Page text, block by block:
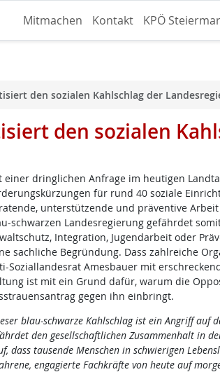
Mitmachen Kontakt KPÖ
den sozialen Kahlschlag der
den sozialen
einer dringlichen Anfrage im heutigen
für rund 40 soziale
unterstützende und präventive
schwarzen Landesregierung gefährdet
Integration, Jugendarbeit oder
sachliche Begründung. Dass zahlreiche
Soziallandesrat Amesbauer mit
ist mit ein Grund dafür, warum die
gegen ihn einbringt.
blau-schwarze Kahlschlag ist ein Angriff auf
den gesellschaftlichen Zusammenhalt in
dass tausende Menschen in schwierigen
engagierte Fachkräfte von heute auf